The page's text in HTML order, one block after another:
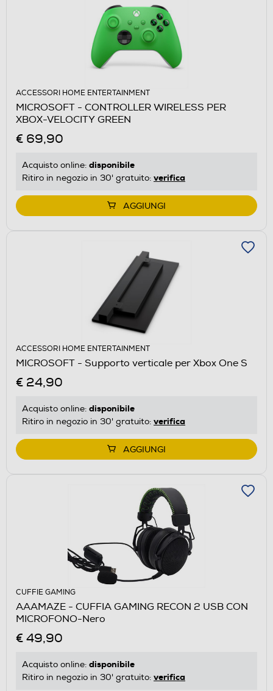
ACCESSORI HOME ENTERTAINMENT
MICROSOFT - CONTROLLER WIRELESS PER
XBOX-VELOCITY GREEN
€ 69,90
Acquisto online: disponibile
Ritiro in negozio in 30' gratuito: verifica
AGGIUNGI
ACCESSORI HOME ENTERTAINMENT
MICROSOFT - Supporto verticale per Xbox One S
€ 24,90
Acquisto online: disponibile
Ritiro in negozio in 30' gratuito: verifica
AGGIUNGI
CUFFIE GAMING
AAAMAZE - CUFFIA GAMING RECON 2 USB CON
MICROFONO-Nero
€ 49,90
Acquisto online: disponibile
Ritiro in negozio in 30' gratuito: verifica